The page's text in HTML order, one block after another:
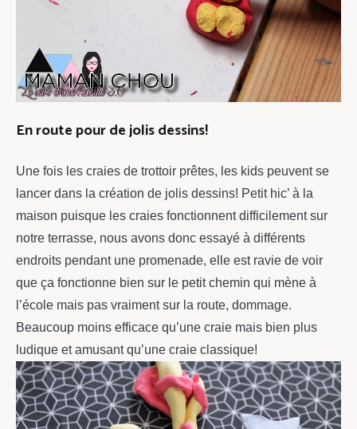
En route pour de jolis dessins!
Une fois les craies de trottoir prêtes, les kids peuvent se
lancer dans la création de jolis dessins! Petit hic’ à la
maison puisque les craies fonctionnent difficilement sur
notre terrasse, nous avons donc essayé à différents
endroits pendant une promenade, elle est ravie de voir
que ça fonctionne bien sur le petit chemin qui mène à
l’école mais pas vraiment sur la route, dommage.
Beaucoup moins efficace qu’une craie mais bien plus
ludique et amusant qu’une craie classique!